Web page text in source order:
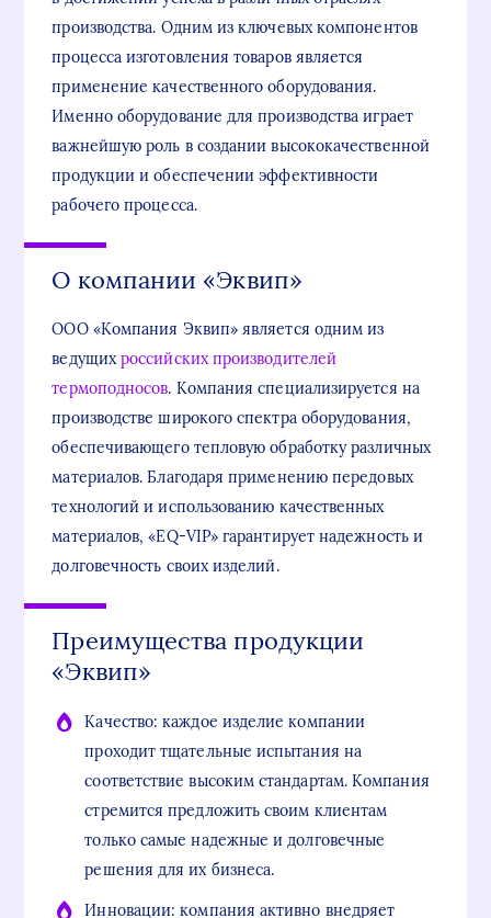
производства. Одним из ключевых компонентов
процесса изготовления товаров является
применение качественного оборудования.
Именно оборудование для производства играет
важнейшую роль в создании высококачественной
продукции и обеспечении эффективности
рабочего процесса.
О компании «Эквип»
ООО «Компания Эквип» является одним из
ведущихроссийских производителей
термоподносов. Компания специализируется на
производстве широкого спектра оборудования,
обеспечивающего тепловую обработку различных
материалов. Благодаря применению передовых
технологий и использованию качественных
материалов, «EQ-VIP» гарантирует надежность и
долговечность своих изделий.
Преимущества продукции
«Эквип»
Качество: каждое изделие компании
проходит тщательные испытания на
соответствие высоким стандартам. Компания
стремится предложить своим клиентам
только самые надежные и долговечные
решения для их бизнеса.
Инновации: компания активно внедряет